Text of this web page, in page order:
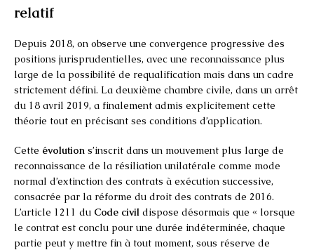
relatif
Depuis 2018, on observe une convergence progressive des
positions jurisprudentielles, avec une reconnaissance plus
large de la possibilité de requalification mais dans un cadre
strictement défini. La deuxième chambre civile, dans un arrêt
du 18 avril 2019, a finalement admis explicitement cette
théorie tout en précisant ses conditions d’application.
Cette évolution s’inscrit dans un mouvement plus large de
reconnaissance de la résiliation unilatérale comme mode
normal d’extinction des contrats à exécution successive,
consacrée par la réforme du droit des contrats de 2016.
L’article 1211 du Code civil dispose désormais que « lorsque
le contrat est conclu pour une durée indéterminée, chaque
partie peut y mettre fin à tout moment, sous réserve de